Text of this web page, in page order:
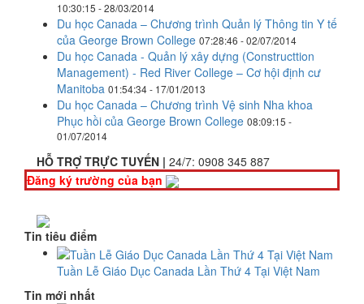
10:30:15 - 28/03/2014
Du học Canada – Chương trình Quản lý Thông tin Y tế
của George Brown College 07:28:46 - 02/07/2014
Du học Canada - Quản lý xây dựng (Constructtion
Management) - Red River College – Cơ hội định cư
Manitoba 01:54:34 - 17/01/2013
Du học Canada – Chương trình Vệ sinh Nha khoa
Phục hồi của George Brown College 08:09:15 -
01/07/2014
HỖ TRỢ TRỰC TUYẾN | 24/7: 0908 345 887
Đăng ký trường của bạn
Tin tiêu điểm
Tuần Lễ Giáo Dục Canada Lần Thứ 4 Tại Việt Nam
Tin mới nhất